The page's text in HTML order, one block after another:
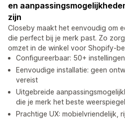
en
zijn
Closeby maakt het eenvoudig om
die perfect bij je merk past. Zo
omzet in de winkel voor Shopify-
Configureerbaar: 50+ instellingen
Eenvoudige installatie: geen
vereist
Uitgebreide
die je merk het beste
Prachtige UX: mobielvriendelijk,